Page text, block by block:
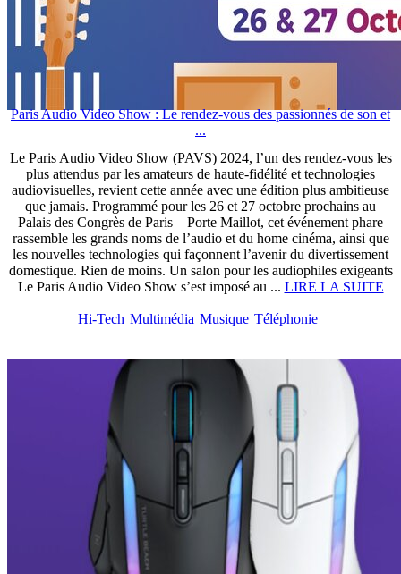
Paris Audio Video Show : Le rendez-vous des passionnés de son et
...
Le Paris Audio Video Show (PAVS) 2024, l’un des rendez-vous les
plus attendus par les amateurs de haute-fidélité et technologies
audiovisuelles, revient cette année avec une édition plus ambitieuse
que jamais. Programmé pour les 26 et 27 octobre prochains au
Palais des Congrès de Paris – Porte Maillot, cet événement phare
rassemble les grands noms de l’audio et du home cinéma, ainsi que
les nouvelles technologies qui façonnent l’avenir du divertissement
domestique. Rien de moins. Un salon pour les audiophiles exigeants
Le Paris Audio Video Show s’est imposé au ... LIRE LA SUITE
Hi-Tech Multimédia Musique Téléphonie